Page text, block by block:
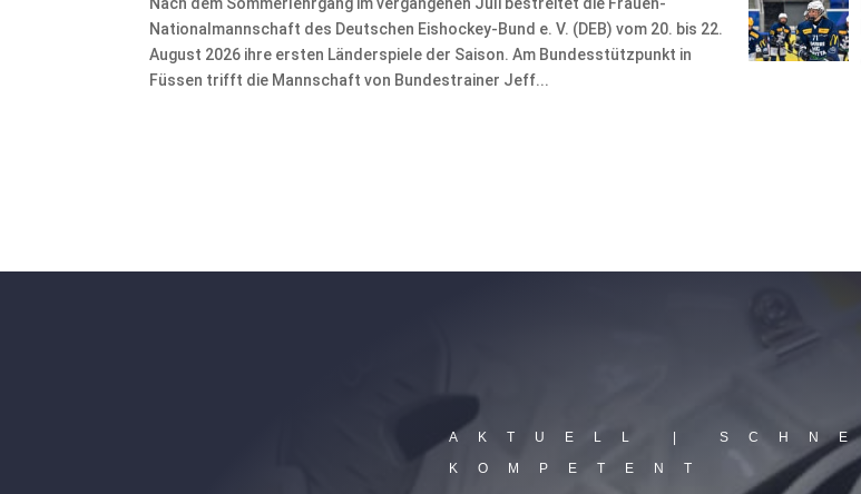
Nationalmannschaft des Deutschen Eishockey-Bund e. V. (DEB) vom 20. bis 22.
August 2026 ihre ersten Länderspiele der Saison. Am Bundesstützpunkt in
Füssen trifft die Mannschaft von Bundestrainer Jeff...
AKTUELL |
KOMPETENT